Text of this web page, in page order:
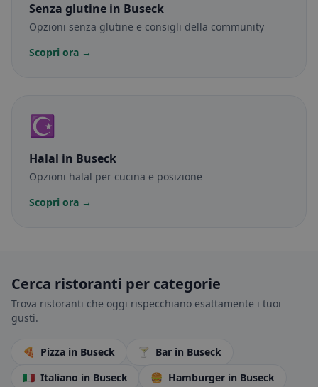
Senza glutine in Buseck
Opzioni senza glutine e consigli della community
Scopri ora →
☪️
Halal in Buseck
Opzioni halal per cucina e posizione
Scopri ora →
Cerca ristoranti per categorie
Trova ristoranti che oggi rispecchiano esattamente i tuoi
gusti.
🍕 Pizza in Buseck 🍸 Bar in Buseck
🇮🇹 Italiano in Buseck 🍔 Hamburger in Buseck